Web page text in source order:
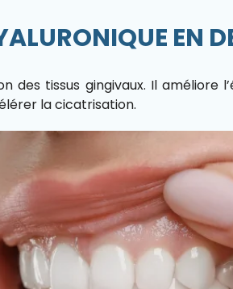
EN
des tissus gingivaux. Il améliore
la cicatrisation.